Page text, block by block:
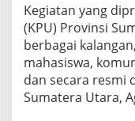
d
i
L
a
p
a
g
Kegiatan yang
(KPU) Provinsi
berbagai
mahasiswa,
dan secara resmi
Sumatera Utara,